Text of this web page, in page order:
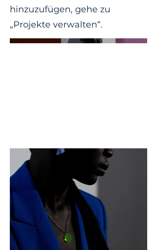
hinzuzufügen, gehe zu
„Projekte verwalten“.